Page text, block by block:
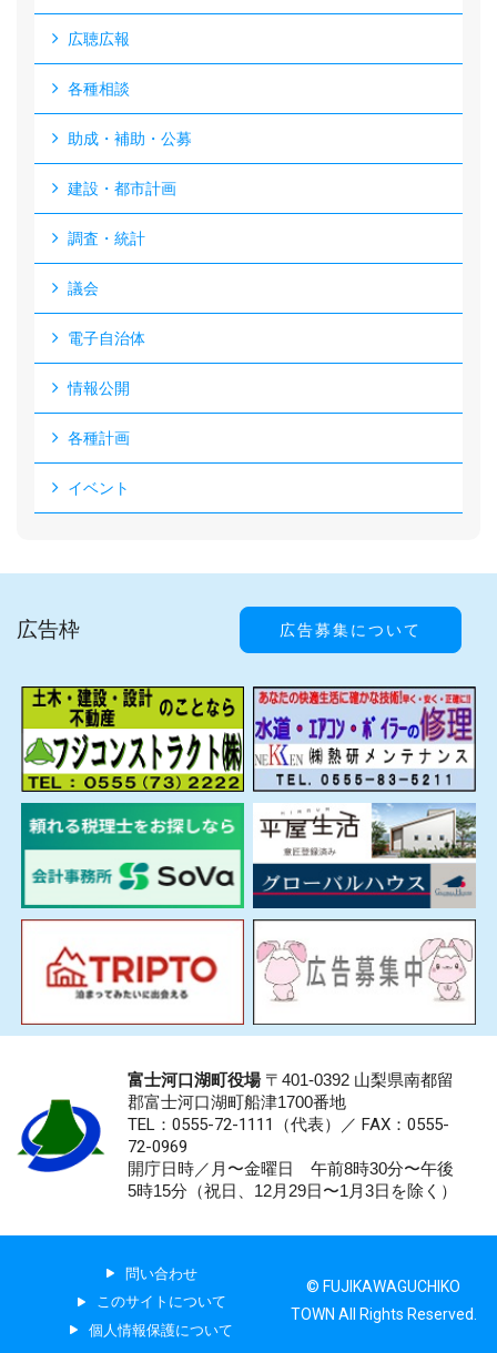
広聴広報
各種相談
助成・補助・公募
建設・都市計画
調査・統計
議会
電子自治体
情報公開
各種計画
イベント
広告枠 広告募集について
富士河口湖町役場〒401-0392 山梨県南都留
郡富士河口湖町船津1700番地
TEL：0555-72-1111 （代表）／ FAX：0555-
72-0969
開庁日時／月〜金曜日 午前8時30分〜午後
5時15分（祝日、12月29日〜1月3日を除く）
問い合わせ
このサイトについて
個人情報保護について
© FUJIKAWAGUCHIKO
TOWN All Rights Reserved.